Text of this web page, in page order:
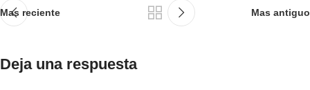
Mas reciente Mas antiguo
Deja una respuesta